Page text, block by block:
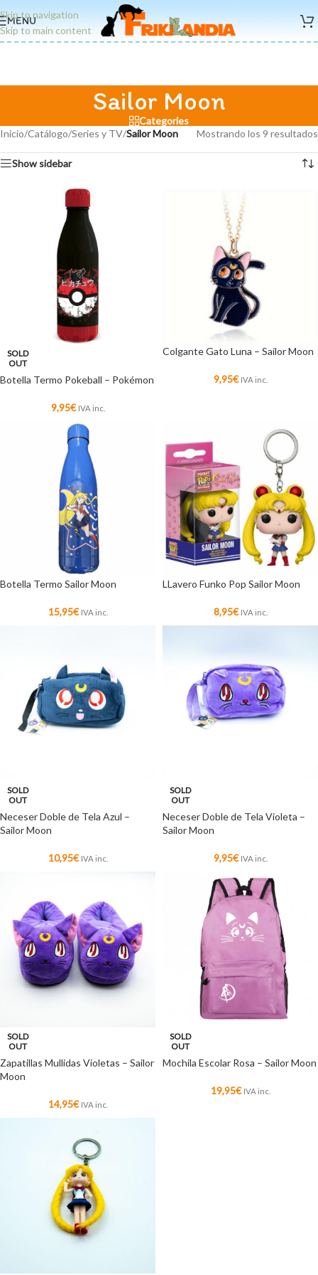
Skip to navigation
Skip to main content
MENU
Sailor Moon
Categories
Inicio/Catálogo/Series y TV/Sailor Moon Mostrando los 9 resultados
Show sidebar
SOLD
OUT
Botella Termo Pokeball – Pokémon
9,95€ IVA inc.
Colgante Gato Luna – Sailor Moon
9,95€ IVA inc.
Botella Termo Sailor Moon
15,95€ IVA inc.
LLavero Funko Pop Sailor Moon
8,95€ IVA inc.
SOLD
OUT
Neceser Doble de Tela Azul –
Sailor Moon
10,95€ IVA inc.
SOLD
OUT
Neceser Doble de Tela Violeta –
Sailor Moon
9,95€ IVA inc.
SOLD
OUT
Zapatillas Mullidas Violetas – Sailor
Moon
14,95€ IVA inc.
SOLD
OUT
Mochila Escolar Rosa – Sailor Moon
19,95€ IVA inc.